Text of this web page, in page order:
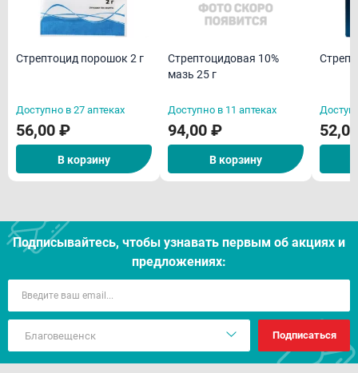
Стрептоцид порошок 2 г
Доступно в 27 аптеках
56,00 ₽
В корзину
Стрептоцидовая 10%
мазь 25 г
Доступно в 11 аптеках
94,00 ₽
В корзину
Подписывайтесь, чтобы узнавать первым об акцияx и
предложениях:
Подписаться